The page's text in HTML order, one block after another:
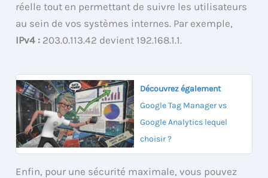
réelle tout en permettant de suivre les utilisateurs
au sein de vos systèmes internes. Par exemple,
IPv4 : 203.0.113.42 devient 192.168.1.1.
Découvrez également
Google Tag Manager vs
Google Analytics lequel
choisir ?
Enfin, pour une sécurité maximale, vous pouvez